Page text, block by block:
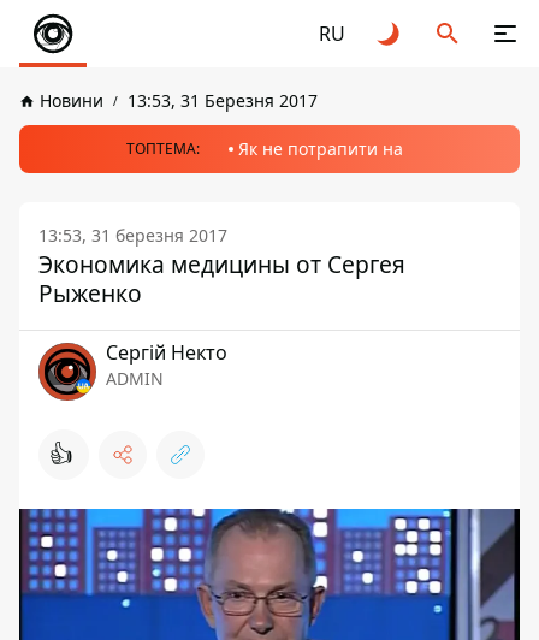
RU
Новини 13:53, 31 Березня 2017
ТОПТЕМА: Як не потрапити на
13:53, 31 березня 2017
Экономика медицины от Сергея
Рыженко
Сергій Некто
ADMIN
👍